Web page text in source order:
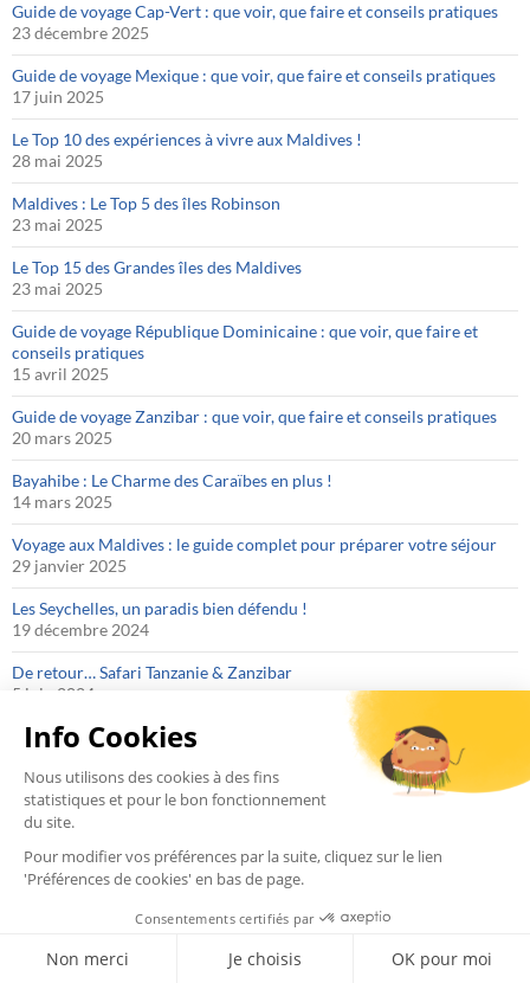
Guide de voyage Cap-Vert : que voir, que faire et conseils pratiques
23 décembre 2025
Guide de voyage Mexique : que voir, que faire et conseils pratiques
17 juin 2025
Le Top 10 des expériences à vivre aux Maldives !
28 mai 2025
Maldives : Le Top 5 des îles Robinson
23 mai 2025
Le Top 15 des Grandes îles des Maldives
23 mai 2025
Guide de voyage République Dominicaine : que voir, que faire et
conseils pratiques
15 avril 2025
Guide de voyage Zanzibar : que voir, que faire et conseils pratiques
20 mars 2025
Bayahibe : Le Charme des Caraïbes en plus !
14 mars 2025
Voyage aux Maldives : le guide complet pour préparer votre séjour
29 janvier 2025
Les Seychelles, un paradis bien défendu !
19 décembre 2024
De retour… Safari Tanzanie & Zanzibar
5 juin 2024
Le saut en parachute aux Maldives : le guide complet
Eco hôtel à Sainte-Lucie
17 mai 2024
Notre sélection d’hôtels Adult Only sur Ibiza
24 avril 2024
Eco hôtel à Saint-Barthélemy
18 avril 2024